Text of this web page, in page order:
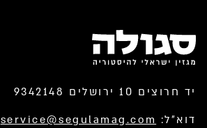
יד חרוצים 10 ירושלים 9342148
דוא”ל: service@segulamag.com